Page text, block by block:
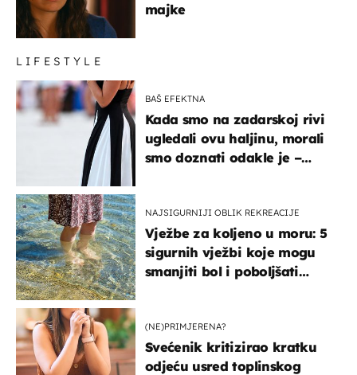
majke
LIFESTYLE
BAŠ EFEKTNA
Kada smo na zadarskoj rivi
ugledali ovu haljinu, morali
smo doznati odakle je –
NAJSIGURNIJI OBLIK REKREACIJE
Vježbe za koljeno u moru: 5
sigurnih vježbi koje mogu
smanjiti bol i poboljšati
(NE)PRIMJERENA?
Svećenik kritizirao kratku
odjeću usred toplinskog